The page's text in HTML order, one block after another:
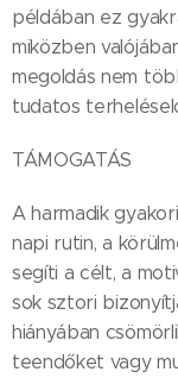
példában ez
miközben
megoldás nem
tudatos
TÁMOGATÁS
A harmadik
napi rutin, a
segíti a célt, a
sok sztori
hiányában
teendőket vagy